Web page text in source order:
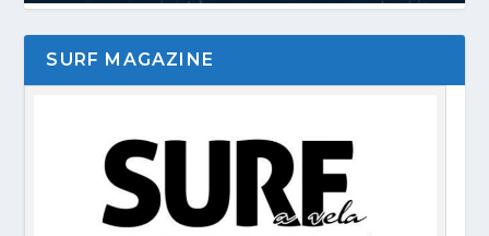
SURF MAGAZINE